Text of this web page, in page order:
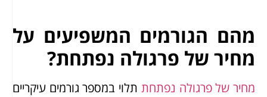
מהם הגורמים המשפיעים על
מחיר של פרגולה נפתחת?
מחיר של פרגולה נפתחת תלוי במספר גורמים עיקריים